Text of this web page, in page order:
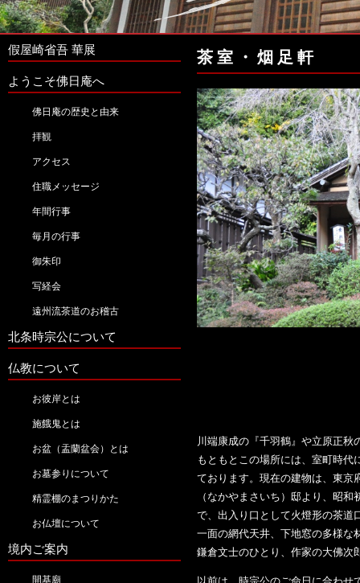
茶室・烟足軒
川端康成の『千羽鶴』や立原正
もともとこの場所には、室町時
ております。現在の建物は、東京
（なかやまさいち）邸より、昭
で、出入り口として火燈形の茶道
一面の網代天井、下地窓の多様な
鎌倉文士のひとり、作家の大佛次
假屋崎省吾 華展
ようこそ佛日庵へ
佛日庵の歴史と由来
拝観
アクセス
住職メッセージ
年間行事
毎月の行事
御朱印
写経会
遠州流茶道のお稽古
北条時宗公について
仏教について
お彼岸とは
施餓鬼とは
お盆（盂蘭盆会）とは
お墓参りについて
精霊棚のまつりかた
お仏壇について
境内ご案内
開基廟